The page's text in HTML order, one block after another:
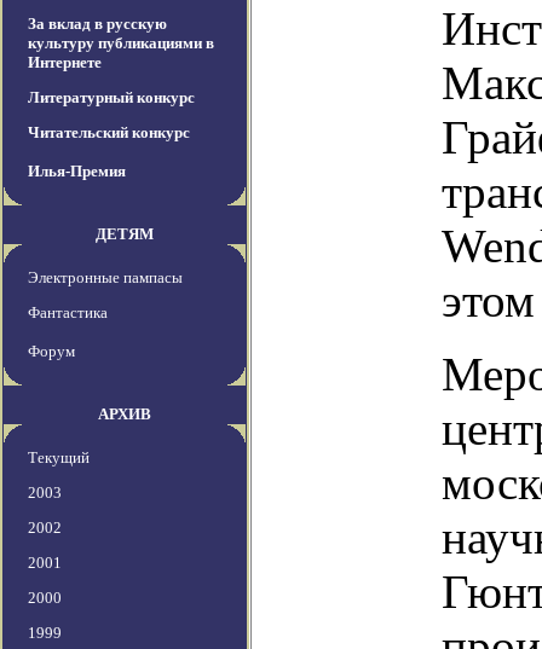
За вклад в русскую
культуру публикациями в
Интернете
Литературный конкурс
Читательский конкурс
Илья-Премия
ДЕТЯМ
Электронные пампасы
Фантастика
Форум
АРХИВ
Текущий
2003
2002
2001
2000
1999